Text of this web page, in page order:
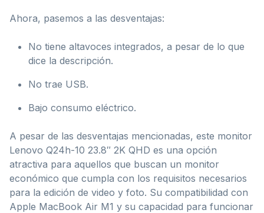
Ahora, pasemos a las desventajas:
No tiene altavoces integrados, a pesar de lo que
dice la descripción.
No trae USB.
Bajo consumo eléctrico.
A pesar de las desventajas mencionadas, este monitor
Lenovo Q24h-10 23.8″ 2K QHD es una opción
atractiva para aquellos que buscan un monitor
económico que cumpla con los requisitos necesarios
para la edición de video y foto. Su compatibilidad con
Apple MacBook Air M1 y su capacidad para funcionar